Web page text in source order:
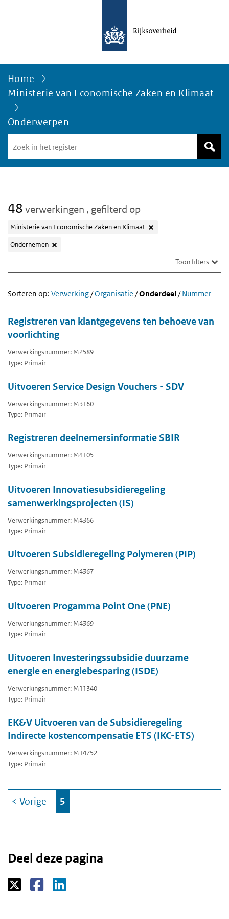
Home
Ministerie van Economische Zaken en Klimaat
Onderwerpen
in
het
48 verwerkingen , gefilterd op
Ministerie van Economische Zaken en Klimaat
Ondernemen
Toon filters
Sorteren op: Verwerking/Organisatie /Onderdeel /Nummer
Registreren van klantgegevens ten behoeve van
voorlichting
Verwerkingsnummer: M2589
Type: Primair
Uitvoeren Service Design Vouchers - SDV
Verwerkingsnummer: M3160
Type: Primair
Registreren deelnemersinformatie SBIR
Verwerkingsnummer: M4105
Type: Primair
Uitvoeren Innovatiesubsidieregeling
samenwerkingsprojecten (IS)
Verwerkingsnummer: M4366
Type: Primair
Uitvoeren Subsidieregeling Polymeren (PIP)
Verwerkingsnummer: M4367
Type: Primair
Uitvoeren Progamma Point One (PNE)
Verwerkingsnummer: M4369
Type: Primair
Uitvoeren Investeringssubsidie duurzame
energie en energiebesparing (ISDE)
Verwerkingsnummer: M11340
Type: Primair
EK&V Uitvoeren van de Subsidieregeling
Indirecte kostencompensatie ETS (IKC-ETS)
Verwerkingsnummer: M14752
Type: Primair
Ga
naar
< Vorige 5
Deel deze pagina